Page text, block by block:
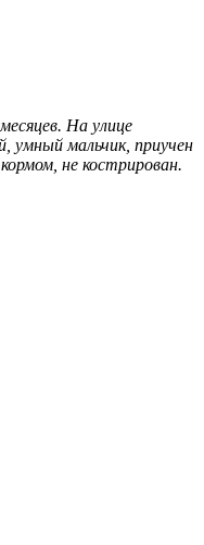
На улице
умный мальчик, приучен
не кострирован.